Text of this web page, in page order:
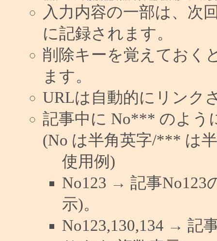
入力内容の一部は、次
に記録されます。
削除キーを覚えておく
ます。
URLは自動的にリンク
記事中に No*** のよう
(No は半角英字/*** は
使用例)
No123 → 記事No123
示)。
No123,130,134 → 記